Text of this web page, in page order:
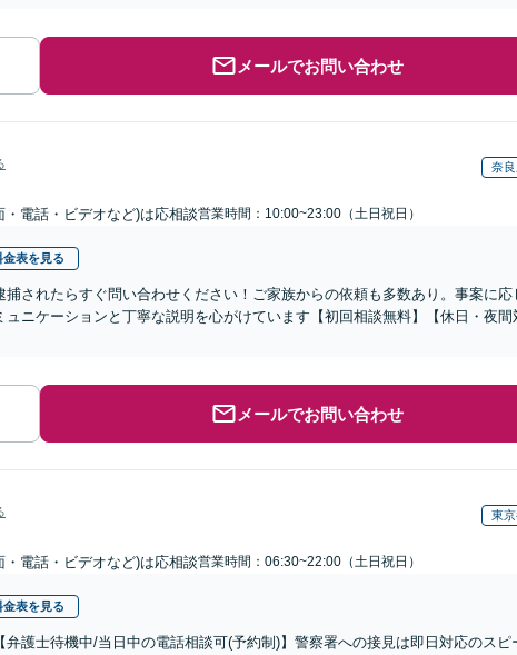
メールでお問い合わせ
奈
・電話・ビデオなど)は応相談営業時間：10:00~23:00（土日祝日）
金表を見る
捕されたらすぐ問い合わせください！ご家族からの依頼も多数あり。事案に応
ニケーションと丁寧な説明を心がけています【初回相談無料】【休日・夜間
メールでお問い合わせ
東
・電話・ビデオなど)は応相談営業時間：06:30~22:00（土日祝日）
金表を見る
弁護士待機中/当日中の電話相談可(予約制)】警察署への接見は即日対応のスピ